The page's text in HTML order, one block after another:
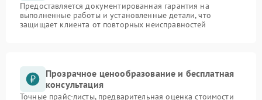
Предоставляется документированная гарантия на
выполненные работы и установленные детали, что
защищает клиента от повторных неисправностей
Прозрачное ценообразование и бесплатная
консультация
Точные прайс-листы, предварительная оценка стоимости